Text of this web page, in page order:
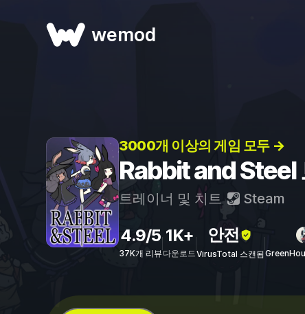
wemod
3000개 이상의 게임 모두 →
Rabbit and Steel
트레이너 및 치트 Steam
4.9/5
37K개 리뷰
1K+
다운로드
안전
VirusTotal 스캔됨